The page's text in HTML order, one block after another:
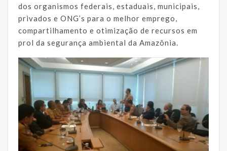
dos organismos federais, estaduais, municipais,
privados e ONG’s para o melhor emprego,
compartilhamento e otimização de recursos em
prol da segurança ambiental da Amazônia.